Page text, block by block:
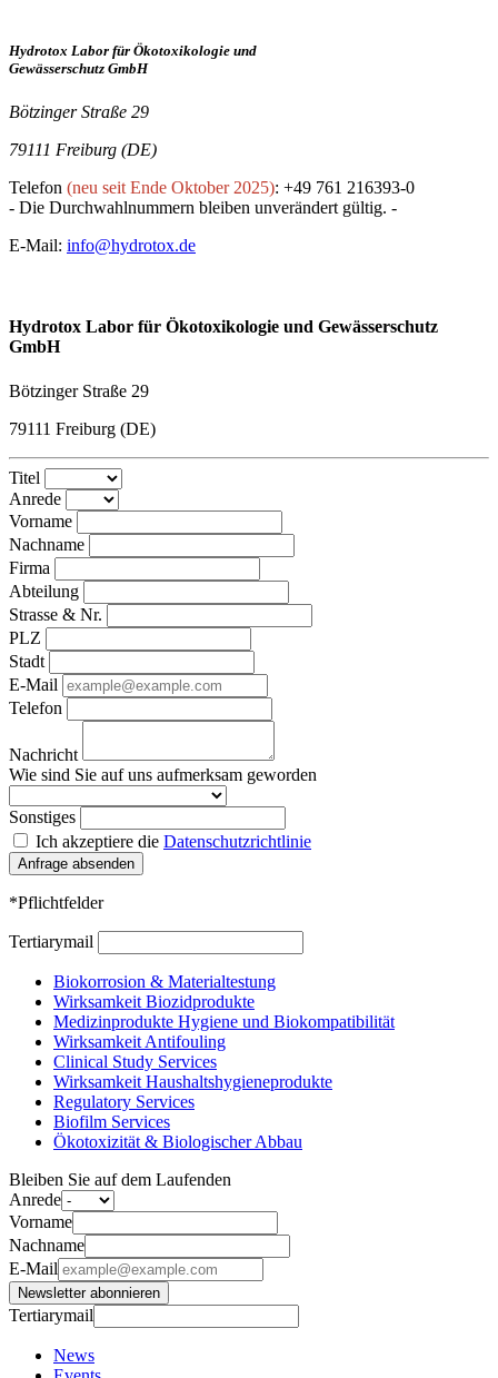
Hydrotox Labor für Ökotoxikologie und
Gewässerschutz GmbH
Bötzinger Straße 29
79111 Freiburg (DE)
Telefon (neu seit Ende Oktober 2025): +49 761 216393-0
- Die Durchwahlnummern bleiben unverändert gültig. -
E-Mail: info@hydrotox.de
Hydrotox Labor für Ökotoxikologie und Gewässerschutz
GmbH
Bötzinger Straße 29
79111 Freiburg (DE)
Titel
Anrede
Vorname
Nachname
Firma
Abteilung
Strasse & Nr.
PLZ
Stadt
E-Mail
Telefon
Nachricht
Wie sind Sie auf uns aufmerksam geworden
Sonstiges
Ich akzeptiere die Datenschutzrichtlinie
Anfrage absenden
*Pflichtfelder
Tertiarymail
Biokorrosion & Materialtestung
Wirksamkeit Biozidprodukte
Medizinprodukte Hygiene und Biokompatibilität
Wirksamkeit Antifouling
Clinical Study Services
Wirksamkeit Haushaltshygieneprodukte
Regulatory Services
Biofilm Services
Ökotoxizität & Biologischer Abbau
Bleiben Sie auf dem Laufenden
Anrede
Vorname
Nachname
E-Mail
Newsletter abonnieren
Tertiarymail
News